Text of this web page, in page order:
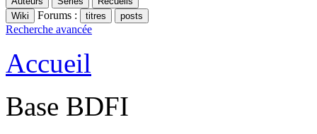
Forums :
Recherche avancée
Accueil
Base BDFI